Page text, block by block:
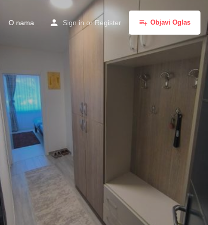
O nama Sign in or Register Objavi Oglas